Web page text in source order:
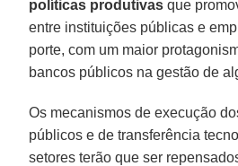
políticas produtivas que
entre instituições públicas e
porte, com um maior
bancos públicos na gestão de
Os mecanismos de execução
públicos e de transferência
setores terão que ser